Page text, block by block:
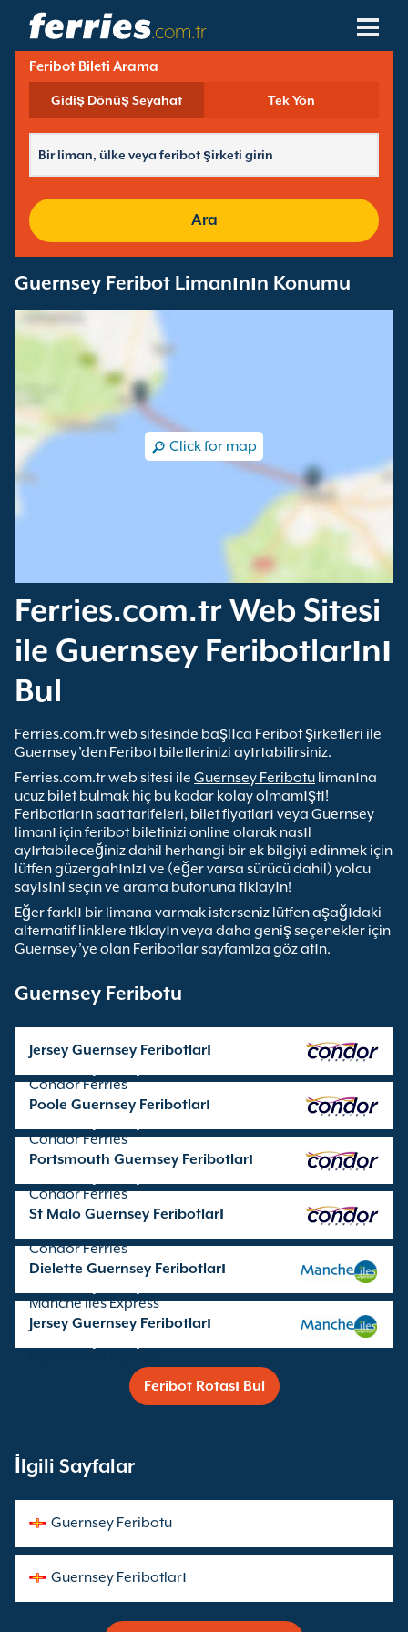
.com.tr
Feribot Şirketleri
Feribot Destinasyonları
Feribot Limanları
Feribot Bileti Arama
Gidiş Dönüş Seyahat Tek Yön
Ara
Guernsey Feribot Limanının Konumu
Click for map
Ferries.com.tr Web Sitesi
ile Guernsey Feribotlarını
Bul
Ferries.com.tr web sitesinde başlıca Feribot şirketleri ile
Guernsey’den Feribot biletlerinizi ayırtabilirsiniz.
Ferries.com.tr web sitesi ile Guernsey Feribotu limanına
ucuz bilet bulmak hiç bu kadar kolay olmamıştı!
Feribotların saat tarifeleri, bilet fiyatları veya Guernsey
limanı için feribot biletinizi online olarak nasıl
ayırtabileceğiniz dahil herhangi bir ek bilgiyi edinmek için
lütfen güzergahınızı ve (eğer varsa sürücü dahil) yolcu
sayısını seçin ve arama butonuna tıklayın!
Eğer farklı bir limana varmak isterseniz lütfen aşağıdaki
alternatif linklere tıklayın veya daha geniş seçenekler için
Guernsey’ye olan Feribotlar sayfamıza göz atın.
Guernsey Feribotu
Jersey Guernsey Feribotları
Condor Ferries
Poole Guernsey Feribotları
Condor Ferries
Portsmouth Guernsey Feribotları
Condor Ferries
St Malo Guernsey Feribotları
Condor Ferries
Dielette Guernsey Feribotları
Manche Iles Express
Jersey Guernsey Feribotları
Feribot Rotası Bul
İlgili Sayfalar
Guernsey Feribotu
Guernsey Feribotları